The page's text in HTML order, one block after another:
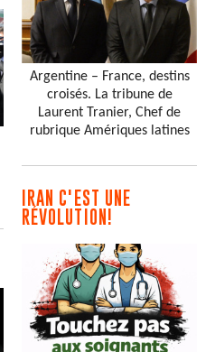
Argentine – France, destins
croisés. La tribune de
Laurent Tranier, Chef de
rubrique Amériques latines
IRAN C'EST UNE
RÉVOLUTION!